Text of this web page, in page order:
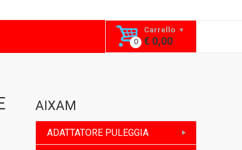
Carrello
€ 0,00
AIXAM
ADATTATORE PULEGGIA